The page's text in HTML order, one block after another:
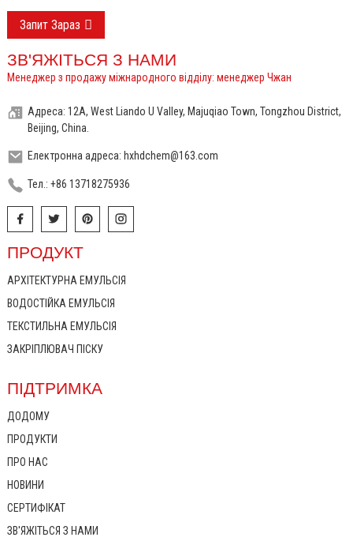
Запит Зараз
ЗВ'ЯЖІТЬСЯ З НАМИ
Менеджер з продажу міжнародного відділу: менеджер Чжан
Адреса: 12A, West Liando U Valley, Majuqiao Town, Tongzhou District,
Beijing, China.
Електронна адреса: hxhdchem@163.com
Тел.: +86 13718275936
ПРОДУКТ
АРХІТЕКТУРНА ЕМУЛЬСІЯ
ВОДОСТІЙКА ЕМУЛЬСІЯ
ТЕКСТИЛЬНА ЕМУЛЬСІЯ
ЗАКРІПЛЮВАЧ ПІСКУ
ПІДТРИМКА
ДОДОМУ
ПРОДУКТИ
ПРО НАС
НОВИНИ
СЕРТИФІКАТ
ЗВ'ЯЖІТЬСЯ З НАМИ